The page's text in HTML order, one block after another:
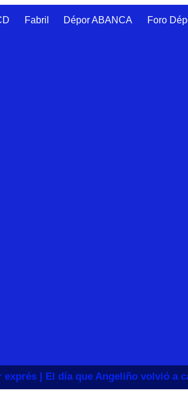
Fabril Dépor ABANCA Foro
exprés | El día que Angeliño volvió a